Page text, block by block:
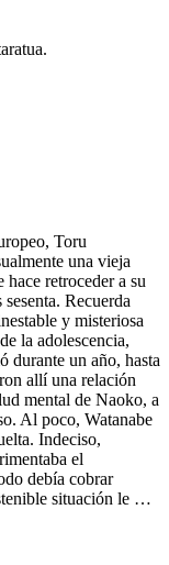
Toru
una vieja
retroceder a su
Recuerda
y misteriosa
la adolescencia,
durante un año, hasta
allí una relación
mental de Naoko, a
Al poco, Watanabe
Indeciso,
el
debía cobrar
situación le …